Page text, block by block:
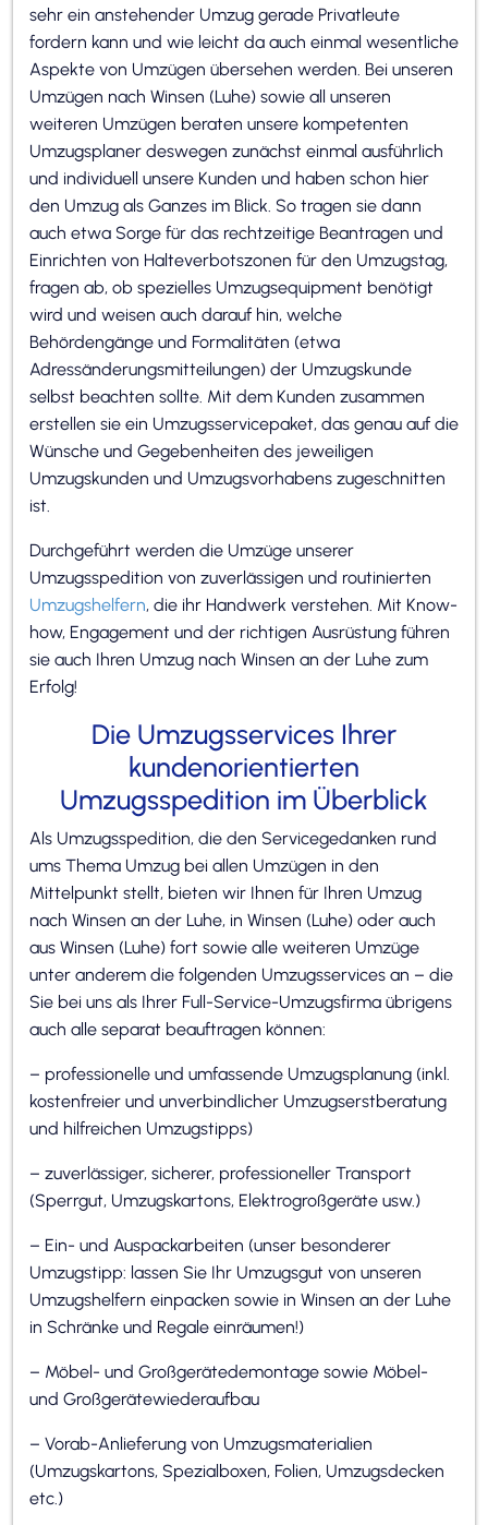
sehr ein anstehender Umzug gerade Privatleute
fordern kann und wie leicht da auch einmal wesentliche
Aspekte von Umzügen übersehen werden. Bei unseren
Umzügen nach Winsen (Luhe) sowie all unseren
weiteren Umzügen beraten unsere kompetenten
Umzugsplaner deswegen zunächst einmal ausführlich
und individuell unsere Kunden und haben schon hier
den Umzug als Ganzes im Blick. So tragen sie dann
auch etwa Sorge für das rechtzeitige Beantragen und
Einrichten von Halteverbotszonen für den Umzugstag,
fragen ab, ob spezielles Umzugsequipment benötigt
wird und weisen auch darauf hin, welche
Behördengänge und Formalitäten (etwa
Adressänderungsmitteilungen) der Umzugskunde
selbst beachten sollte. Mit dem Kunden zusammen
erstellen sie ein Umzugsservicepaket, das genau auf die
Wünsche und Gegebenheiten des jeweiligen
Umzugskunden und Umzugsvorhabens zugeschnitten
ist.
Durchgeführt werden die Umzüge unserer
Umzugsspedition von zuverlässigen und routinierten
Umzugshelfern, die ihr Handwerk verstehen. Mit Know-
how, Engagement und der richtigen Ausrüstung führen
sie auch Ihren Umzug nach Winsen an der Luhe zum
Erfolg!
Die Umzugsservices Ihrer
kundenorientierten
Umzugsspedition im Überblick
Als Umzugsspedition, die den Servicegedanken rund
ums Thema Umzug bei allen Umzügen in den
Mittelpunkt stellt, bieten wir Ihnen für Ihren Umzug
nach Winsen an der Luhe, in Winsen (Luhe) oder auch
aus Winsen (Luhe) fort sowie alle weiteren Umzüge
unter anderem die folgenden Umzugsservices an – die
Sie bei uns als Ihrer Full-Service-Umzugsfirma übrigens
auch alle separat beauftragen können:
– professionelle und umfassende Umzugsplanung (inkl.
kostenfreier und unverbindlicher Umzugserstberatung
und hilfreichen Umzugstipps)
– zuverlässiger, sicherer, professioneller Transport
(Sperrgut, Umzugskartons, Elektrogroßgeräte usw.)
– Ein- und Auspackarbeiten (unser besonderer
Umzugstipp: lassen Sie Ihr Umzugsgut von unseren
Umzugshelfern einpacken sowie in Winsen an der Luhe
in Schränke und Regale einräumen!)
– Möbel- und Großgerätedemontage sowie Möbel-
und Großgerätewiederaufbau
– Vorab-Anlieferung von Umzugsmaterialien
(Umzugskartons, Spezialboxen, Folien, Umzugsdecken
etc.)